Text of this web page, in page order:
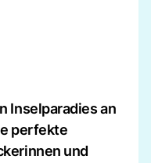
Inselparadies an
perfekte
und